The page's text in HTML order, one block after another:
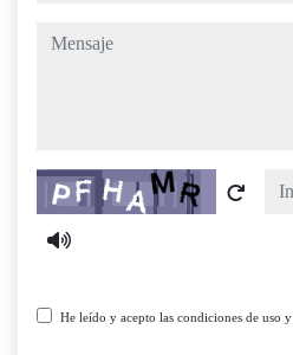
mensaje
Captcha
He leído y acepto las condiciones de uso y